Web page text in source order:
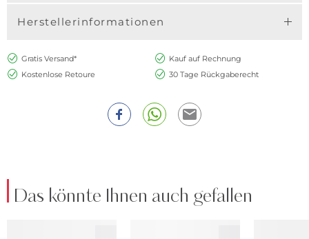
Herstellerinformationen
Gratis Versand*
Kauf auf Rechnung
Kostenlose Retoure
30 Tage Rückgaberecht
Das könnte Ihnen auch gefallen